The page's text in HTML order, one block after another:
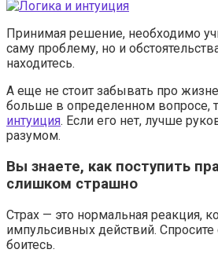
Принимая решение, необходимо
саму проблему, но и
находитесь.
А еще не стоит забывать про
больше в определенном вопросе,
интуиция. Если его нет, лучше
разумом.
Вы знаете, как поступить
слишком страшно
Страх — это нормальная реакция,
импульсивных действий.
боитесь.